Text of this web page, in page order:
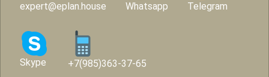
expert@eplan.house Whatsapp Telegram
Skype +7(985)363-37-65